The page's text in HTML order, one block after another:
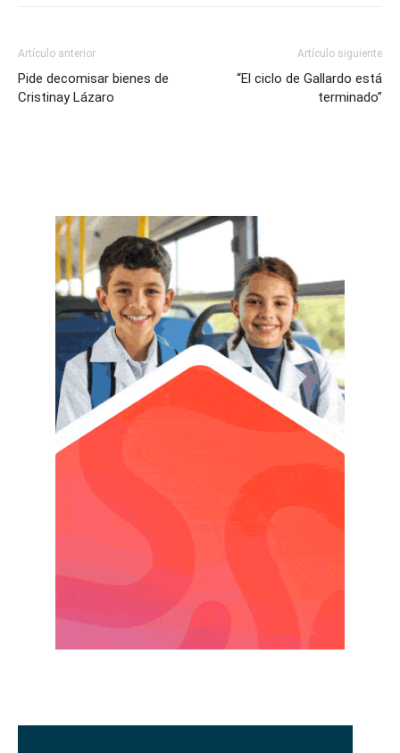
Artículo anterior
Pide decomisar bienes de
Cristinay Lázaro
Artículo siguiente
“El ciclo de Gallardo está
terminado”